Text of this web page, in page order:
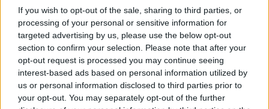
If you wish to opt-out of the sale, sharing to third parties, or
processing of your personal or sensitive information for
targeted advertising by us, please use the below opt-out
section to confirm your selection. Please note that after your
opt-out request is processed you may continue seeing
interest-based ads based on personal information utilized by
us or personal information disclosed to third parties prior to
your opt-out. You may separately opt-out of the further
παραβατική Τουρκία πήρε την πλήρη στήριξη της
Δύσης, πήρε ό,τι ήθελε από τη Διάσκεψη αυτή. Και
πώς χαρακτηρίστηκε το αποτέλεσμά της; Αν όχι
επιτυχία, θετική τουλάχιστον για τον
πρωθυπουργό, τη στιγμή που όλοι οι
αντικειμενικοί παρατηρητές, και αυτοί που
συμμετείχαν άμεσα στη Διάσκεψη αυτή, όπως ο